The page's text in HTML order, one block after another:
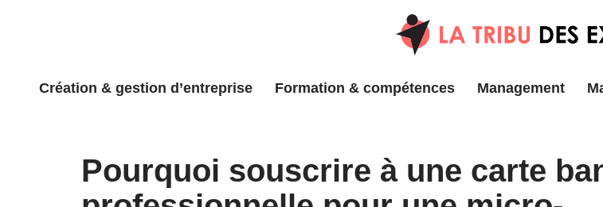
contenu
Création & gestion d’entreprise Formation & compétences Management
Pourquoi souscrire à une carte